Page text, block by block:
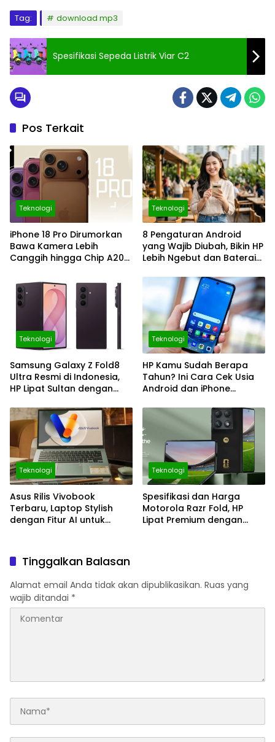
Tag: download mp3
Spesifikasi Sepeda Listrik Viar C2
Pos Terkait
Teknologi
iPhone 18 Pro Dirumorkan
Bawa Kamera Lebih
Canggih hingga Chip A20
Teknologi
8 Pengaturan Android
yang Wajib Diubah, Bikin HP
Lebih Ngebut dan Baterai
Teknologi
Samsung Galaxy Z Fold8
Ultra Resmi di Indonesia,
HP Lipat Sultan dengan
Galaxy AI Makin Canggih
Teknologi
HP Kamu Sudah Berapa
Tahun? Ini Cara Cek Usia
Android dan iPhone
Teknologi
Asus Rilis Vivobook
Terbaru, Laptop Stylish
dengan Fitur AI untuk
Teknologi
Spesifikasi dan Harga
Motorola Razr Fold, HP
Lipat Premium dengan
Tinggalkan Balasan
Alamat email Anda tidak akan dipublikasikan. Ruas yang
wajib ditandai *